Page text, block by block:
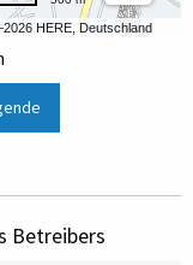
HERE, Deutschland
Betreibers